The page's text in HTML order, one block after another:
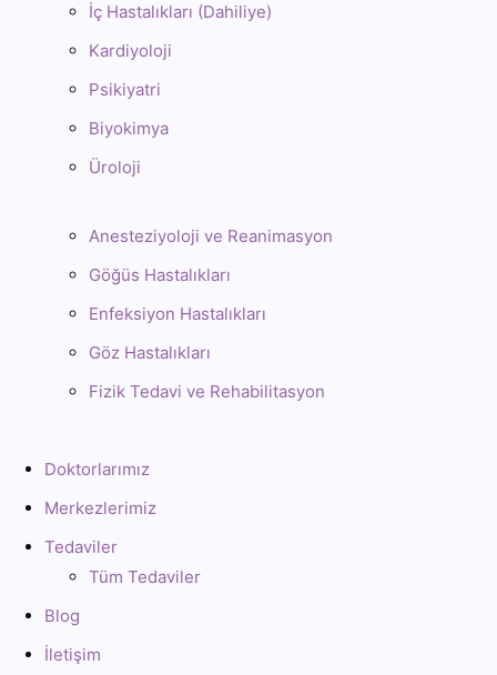
İç Hastalıkları (Dahiliye)
Kardiyoloji
Psikiyatri
Biyokimya
Üroloji
Anesteziyoloji ve Reanimasyon
Göğüs Hastalıkları
Enfeksiyon Hastalıkları
Göz Hastalıkları
Fizik Tedavi ve Rehabilitasyon
Doktorlarımız
Merkezlerimiz
Tedaviler
Tüm Tedaviler
Blog
İletişim